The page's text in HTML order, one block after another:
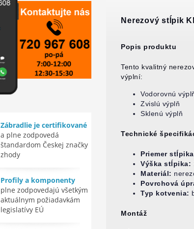
Zábradlie je certifikované
a plne zodpovedá
štandardom Českej značky
zhody
Profily a komponenty
plne zodpovedajú všetkým
aktuálnym požiadavkám
legislatívy EÚ
Nerezový stĺpik
Popis produktu
Tento kvalitný
výplní:
Vodorovnú
Zvislú výplň
Sklenú výplň
Technické
Priemer
Výška stĺpika:
Materiál:
Povrchová
Typ kotvenia:
Montáž